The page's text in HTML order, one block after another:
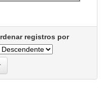
registros por